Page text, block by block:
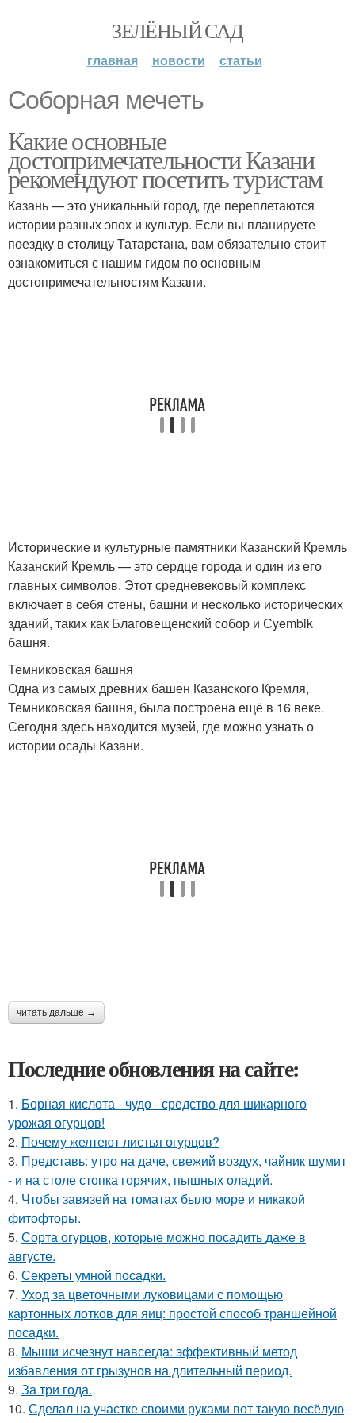
ЗЕЛЁНЫЙ САД
главная новости статьи
Соборная мечеть
Какие основные
достопримечательности Казани
рекомендуют посетить туристам
Казань — это уникальный город, где переплетаются
истории разных эпох и культур. Если вы планируете
поездку в столицу Татарстана, вам обязательно стоит
ознакомиться с нашим гидом по основным
достопримечательностям Казани.
Исторические и культурные памятники Казанский Кремль
Казанский Кремль — это сердце города и один из его
главных символов. Этот средневековый комплекс
включает в себя стены, башни и несколько исторических
зданий, таких как Благовещенский собор и Сyembik
башня.
Темниковская башня
Одна из самых древних башен Казанского Кремля,
Темниковская башня, была построена ещё в 16 веке.
Сегодня здесь находится музей, где можно узнать о
истории осады Казани.
читать дальше →
Последние обновления на сайте:
1. Борная кислота - чудо - средство для шикарного
урожая огурцов!
2. Почему желтеют листья огурцов?
3. Представь: утро на даче, свежий воздух, чайник шумит
- и на столе стопка горячих, пышных оладий.
4. Чтобы завязей на томатах было море и никакой
фитофторы.
5. Сорта огурцов, которые можно посадить даже в
августе.
6. Секреты умной посадки.
7. Уход за цветочными луковицами с помощью
картонных лотков для яиц: простой способ траншейной
посадки.
8. Мыши исчезнут навсегда: эффективный метод
избавления от грызунов на длительный период.
9. За три года.
10. Сделал на участке своими руками вот такую весёлую